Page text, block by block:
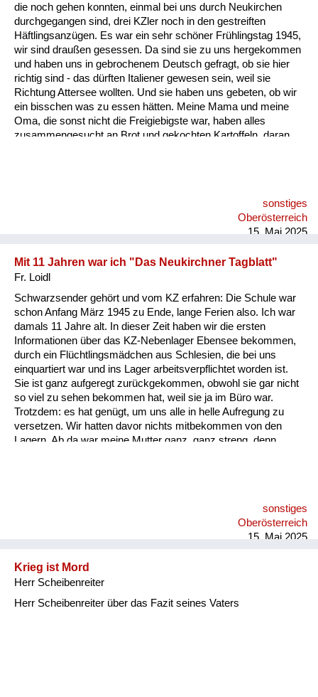
die noch gehen konnten, einmal bei uns durch Neukirchen
durchgegangen sind, drei KZler noch in den gestreiften
Häftlingsanzügen. Es war ein sehr schöner Frühlingstag 1945,
wir sind draußen gesessen. Da sind sie zu uns hergekommen
und haben uns in gebrochenem Deutsch gefragt, ob sie hier
richtig sind - das dürften Italiener gewesen sein, weil sie
Richtung Attersee wollten. Und sie haben uns gebeten, ob wir
ein bisschen was zu essen hätten. Meine Mama und meine
Oma, die sonst nicht die Freigiebigste war, haben alles
zusammengesucht an Brot und gekochten Kartoffeln, daran
sonstiges
Oberösterreich
15. Mai 2025
Mit 11 Jahren war ich "Das Neukirchner Tagblatt"
Fr. Loidl
Schwarzsender gehört und vom KZ erfahren: Die Schule war
schon Anfang März 1945 zu Ende, lange Ferien also. Ich war
damals 11 Jahre alt. In dieser Zeit haben wir die ersten
Informationen über das KZ-Nebenlager Ebensee bekommen,
durch ein Flüchtlingsmädchen aus Schlesien, die bei uns
einquartiert war und ins Lager arbeitsverpflichtet worden ist.
Sie ist ganz aufgeregt zurückgekommen, obwohl sie gar nicht
so viel zu sehen bekommen hat, weil sie ja im Büro war.
Trotzdem: es hat genügt, um uns alle in helle Aufregung zu
versetzen. Wir hatten davor nichts mitbekommen von den
Lagern. Ab da war meine Mutter ganz, ganz streng, denn
dass uns jemand anzeigt, aber ich habe gesagt: Wer soll denn
uns hören? Ich drehe ja eh ganz leise. Ich habe immer diesen
sonstiges
Oberösterreich
15. Mai 2025
Krieg ist Mord
Herr Scheibenreiter
Herr Scheibenreiter über das Fazit seines Vaters